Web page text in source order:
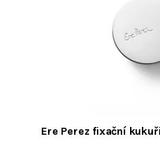
Ere Perez fixační